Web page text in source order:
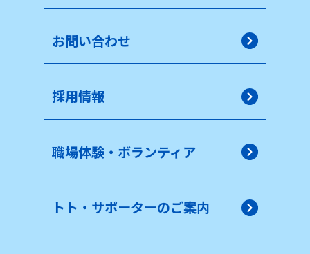
お問い合わせ
採用情報
職場体験・ボランティア
トト・サポーターのご案内